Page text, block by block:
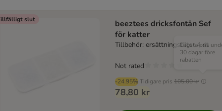
slut
beeztees dricksfontän Sef
för katter
Tillbehör: ersättningsfilter 4 st
-24.95% Tidigare pris 105,00 kr
Lägsta pris
30 dagar före
rabatten
78,80 kr
Not rated